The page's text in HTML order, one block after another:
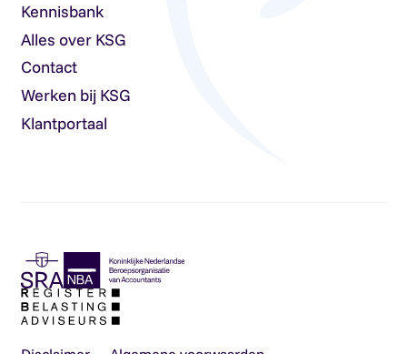
Kennisbank
Alles over KSG
Contact
Werken bij KSG
Klantportaal